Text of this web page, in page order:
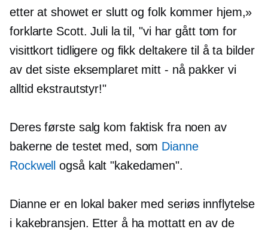
etter at showet er slutt og folk kommer hjem,»
forklarte Scott. Juli la til, "vi har gått tom for
visittkort tidligere og fikk deltakere til å ta bilder
av det siste eksemplaret mitt - nå pakker vi
alltid ekstrautstyr!"
Deres første salg kom faktisk fra noen av
bakerne de testet med, som Dianne
Rockwell også kalt "kakedamen".
Dianne er en lokal baker med seriøs innflytelse
i kakebransjen. Etter å ha mottatt en av de